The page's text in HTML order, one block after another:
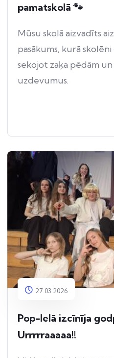
pamatskolā 🐾
Mūsu skolā aizvadīts
pasākums, kurā
sekojot zaķa pēdām
uzdevumus.
27.03.2026
Pop-Ielā izcīnīja
Urrrrraaaaa!!